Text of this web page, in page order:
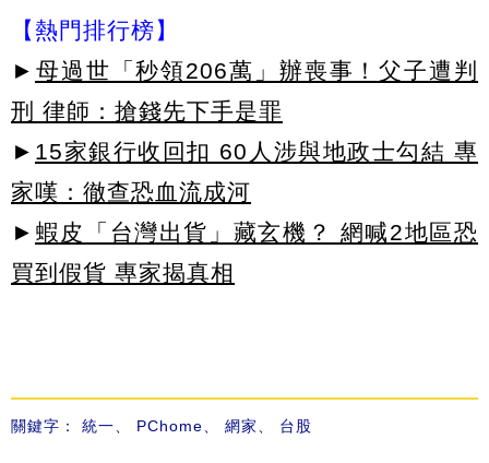
【熱門排行榜】
► 母過世「秒領206萬」辦喪事！父子遭判
刑 律師：搶錢先下手是罪
► 15家銀行收回扣 60人涉與地政士勾結 專
家嘆：徹查恐血流成河
► 蝦皮「台灣出貨」藏玄機？ 網喊2地區恐
買到假貨 專家揭真相
關鍵字： 統一 PChome 網家 台股